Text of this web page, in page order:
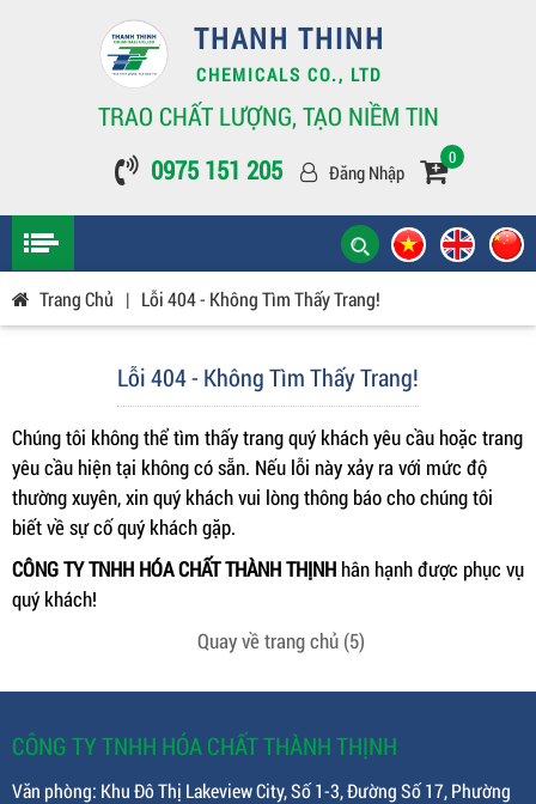
THANH THINH
CHEMICALS CO., LTD
TRAO CHẤT LƯỢNG, TẠO NIỀM TIN
0975 151 205
Đăng Nhập
0
Trang Chủ | Lỗi 404 - Không Tìm Thấy Trang!
Lỗi 404 - Không Tìm Thấy Trang!
Chúng tôi không thể tìm thấy trang quý khách yêu cầu hoặc trang
yêu cầu hiện tại không có sẵn. Nếu lỗi này xảy ra với mức độ
thường xuyên, xin quý khách vui lòng thông báo cho chúng tôi
biết về sự cố quý khách gặp.
CÔNG TY TNHH HÓA CHẤT THÀNH THỊNH hân hạnh được phục vụ
quý khách!
Quay về trang chủ (4)
CÔNG TY TNHH HÓA CHẤT THÀNH THỊNH
Văn phòng: Khu Đô Thị Lakeview City, Số 1-3, Đường Số 17, Phường